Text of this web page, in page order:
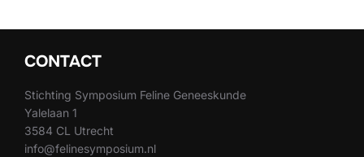
CONTACT
Stichting Symposium Feline Geneeskunde
Yalelaan 1
3584 CL Utrecht
info@felinesymposium.nl